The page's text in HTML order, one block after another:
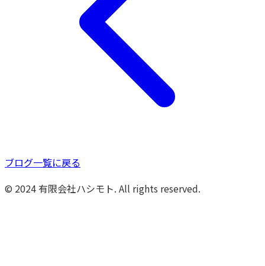
ブログ一覧に戻る
© 2024 有限会社ハシモト. All rights reserved.